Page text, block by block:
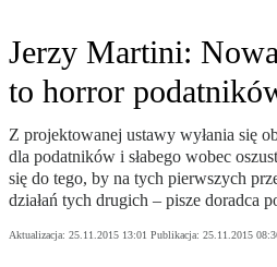
Jerzy Martini:
to horror
Z projektowanej ustawy wyłania się
dla podatników i słabego wobec
się do tego, by na tych pierwszych
działań tych drugich – pisze doradca
Aktualizacja: 25.11.2015 13:01 Publikacja: 25.11.2015